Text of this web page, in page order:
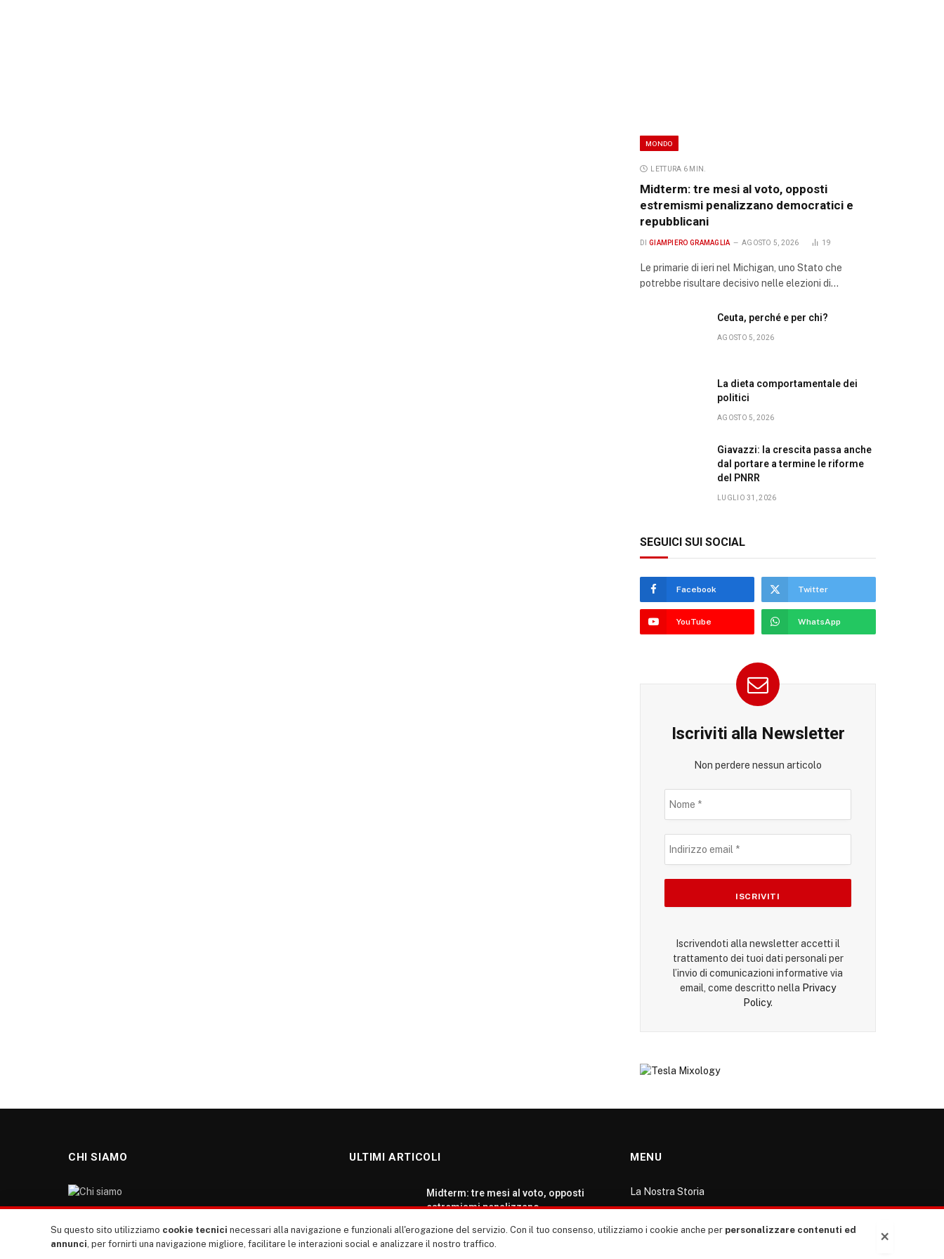
MONDO
LETTURA 6 MIN.
Midterm: tre mesi al voto, opposti
estremismi penalizzano democratici e
repubblicani
DI GIAMPIERO GRAMAGLIA AGOSTO 5, 2026 19
Le primarie di ieri nel Michigan, uno Stato che
potrebbe risultare decisivo nelle elezioni di…
Ceuta, perché e per chi?
AGOSTO 5, 2026
La dieta comportamentale dei
politici
AGOSTO 5, 2026
Giavazzi: la crescita passa anche
dal portare a termine le riforme
del PNRR
LUGLIO 31, 2026
SEGUICI SUI SOCIAL
Facebook Twitter
YouTube WhatsApp
Iscriviti alla Newsletter
Non perdere nessun articolo
Iscrivendoti alla newsletter accetti il
trattamento dei tuoi dati personali per
l’invio di comunicazioni informative via
email, come descritto nella Privacy
Policy.
CHI SIAMO
nostro sito giornale è l’erede di “TUTTI”: giornale
ULTIMI ARTICOLI
Midterm: tre mesi al voto, opposti
estremismi penalizzano
AGOSTO 5, 2026
MENU
La Nostra Storia
ventitrenta
×
Su questo sito utilizziamo cookie tecnici necessari alla navigazione e funzionali all'erogazione del servizio. Con il tuo consenso, utilizziamo i cookie anche per personalizzare contenuti ed
annunci, per fornirti una navigazione migliore, facilitare le interazioni social e analizzare il nostro traffico.